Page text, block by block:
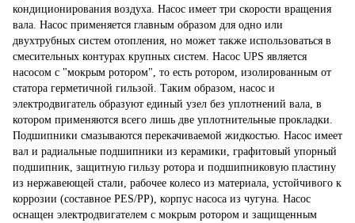
кондиционирования воздуха. Насос имеет три скорости вращения
вала. Насос применяется главным образом для одно или
двухтрубных систем отопления, но может также использоваться в
смесительных контурах крупных систем. Насос UPS является
насосом с "мокрым ротором", то есть ротором, изолированным от
статора герметичной гильзой. Таким образом, насос и
электродвигатель образуют единый узел без уплотнений вала, в
котором применяются всего лишь две уплотнительные прокладки.
Подшипники смазываются перекачиваемой жидкостью. Насос имеет
вал и радиальные подшипники из керамики, графитовый упорный
подшипник, защитную гильзу ротора и подшипниковую пластину
из нержавеющей стали, рабочее колесо из материала, устойчивого к
коррозии (составное РЕS/PP), корпус насоса из чугуна. Насос
оснащен электродвигателем с мокрым ротором и защищенным